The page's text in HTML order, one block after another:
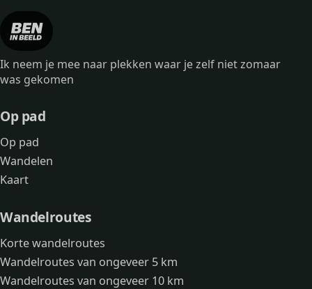
Ik neem je mee naar plekken waar je zelf niet zomaar
was gekomen
Op pad
Op pad
Wandelen
Kaart
Wandelroutes
Korte wandelroutes
Wandelroutes van ongeveer 5 km
Wandelroutes van ongeveer 10 km